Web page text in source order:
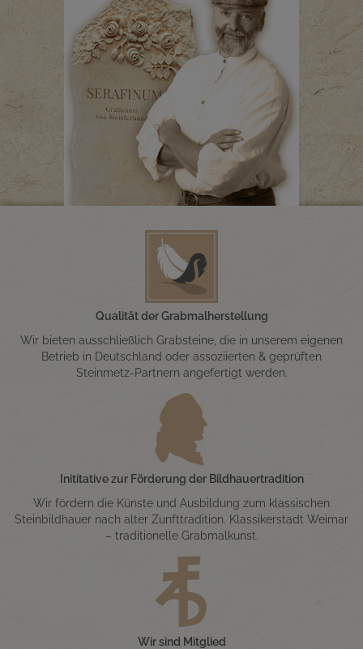
Qualität der Grabmalherstellung
Wir bieten ausschließlich Grabsteine, die in unserem eigenen
Betrieb in Deutschland oder assoziierten & geprüften
Steinmetz-Partnern angefertigt werden.
Inititative zur Förderung der Bildhauertradition
Wir fördern die Künste und Ausbildung zum klassischen
Steinbildhauer nach alter Zunfttradition. Klassikerstadt Weimar
– traditionelle Grabmalkunst.
Wir sind Mitglied